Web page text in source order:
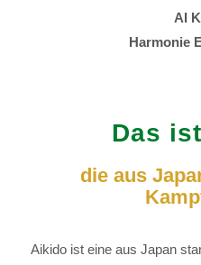
AI
Harmonie
Das
die aus
Aikido ist eine aus Japan